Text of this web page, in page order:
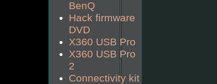
BenQ
Hack firmware
DVD
X360 USB Pro
X360 USB Pro
2
Connectivity kit